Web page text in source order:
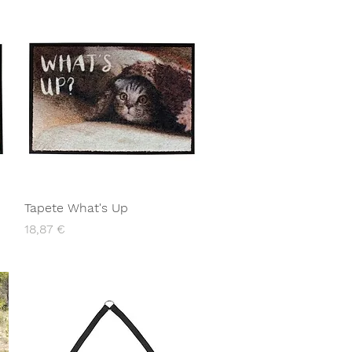
Tapete What's Up
Preço
18,87 €